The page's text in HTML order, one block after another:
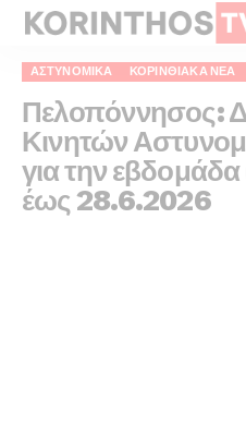
ΑΣΤΥΝΟΜΙΚΆ ΚΟΡΙΝΘΙΑΚΆ ΝΈΑ
Πελοπόννησος:
Κινητών
για την
έως 28.6.2026